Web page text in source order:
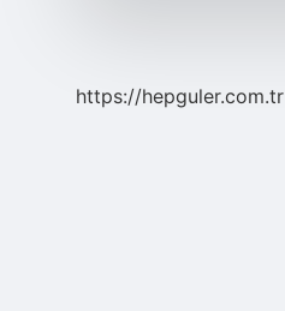
https://hepguler.com.tr